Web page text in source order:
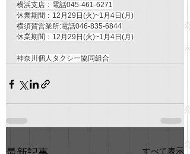
横浜支店：電話045-461-6271
休業期間：12月29日(火)~1月4日(月)
横須賀営業所:電話046-835-6844
休業期間：12月29日(火)~1月4日(月)
神奈川個人タクシー協同組合
すべて表示